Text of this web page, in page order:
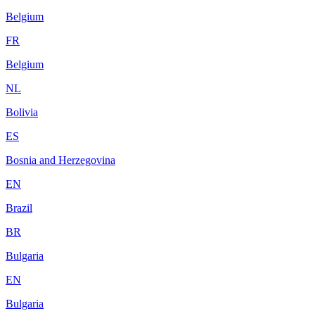
Belgium
FR
Belgium
NL
Bolivia
ES
Bosnia and Herzegovina
EN
Brazil
BR
Bulgaria
EN
Bulgaria